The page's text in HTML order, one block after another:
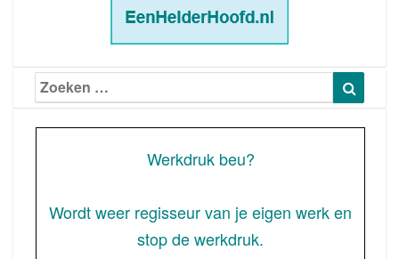
Zoeken
naar:
Werkdruk beu?
Wordt weer regisseur van je eigen werk en
stop de werkdruk.